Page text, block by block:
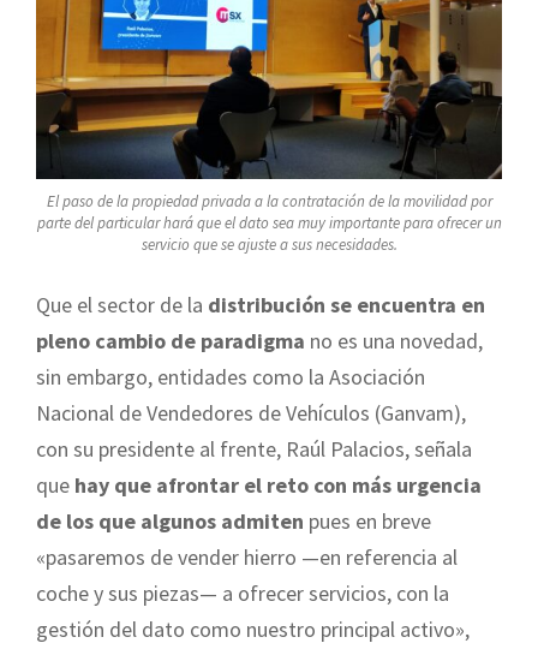
El paso de la propiedad privada a la contratación de la movilidad por
parte del particular hará que el dato sea muy importante para ofrecer un
servicio que se ajuste a sus necesidades.
Que el sector de la distribución se encuentra en
pleno cambio de paradigma no es una novedad,
sin embargo, entidades como la Asociación
Nacional de Vendedores de Vehículos (Ganvam),
con su presidente al frente, Raúl Palacios, señala
que hay que afrontar el reto con más urgencia
de los que algunos admiten pues en breve
«pasaremos de vender hierro —en referencia al
coche y sus piezas— a ofrecer servicios, con la
gestión del dato como nuestro principal activo»,